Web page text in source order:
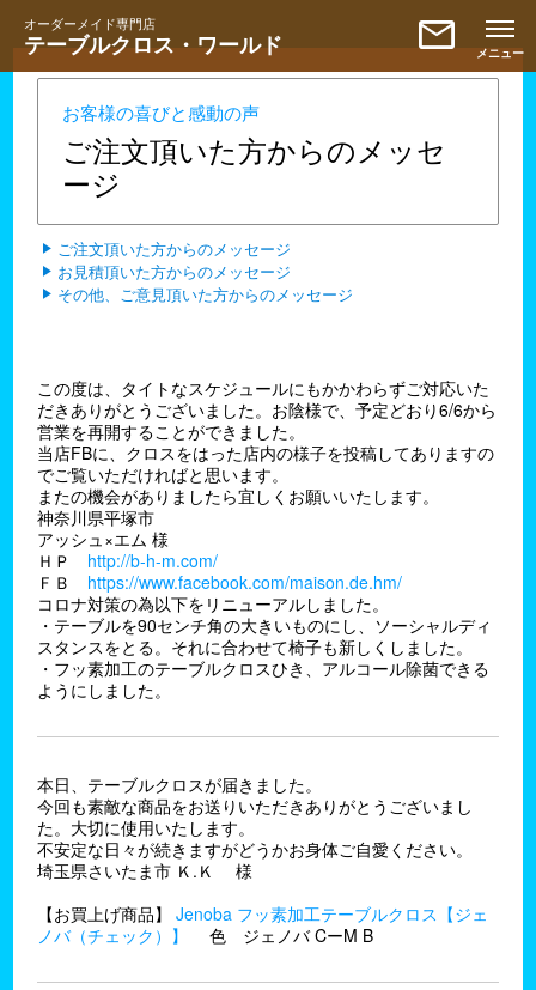
オーダーメイド専門店
テーブルクロス・ワールド mail
お客様の喜びと感動の声
ご注文頂いた方からのメッセ
ージ
ご注文頂いた方からのメッセージ
お見積頂いた方からのメッセージ
その他、ご意見頂いた方からのメッセージ
この度は、タイトなスケジュールにもかかわらずご対応いた
だきありがとうございました。お陰様で、予定どおり6/6から
営業を再開することができました。
当店FBに、クロスをはった店内の様子を投稿してありますの
でご覧いただければと思います。
またの機会がありましたら宜しくお願いいたします。
神奈川県平塚市
アッシュ×エム 様
ＨＰ http://b-h-m.com/
ＦＢ https://www.facebook.com/maison.de.hm/
コロナ対策の為以下をリニューアルしました。
・テーブルを90センチ角の大きいものにし、ソーシャルディ
スタンスをとる。それに合わせて椅子も新しくしました。
・フッ素加工のテーブルクロスひき、アルコール除菌できる
ようにしました。
本日、テーブルクロスが届きました。
今回も素敵な商品をお送りいただきありがとうございまし
た。大切に使用いたします。
不安定な日々が続きますがどうかお身体ご自愛ください。
埼玉県さいたま市 Ｋ.Ｋ 様
【お買上げ商品】Jenoba フッ素加工テーブルクロス【ジェ
ノバ（チェック）】
色 ジェノバ CーM B